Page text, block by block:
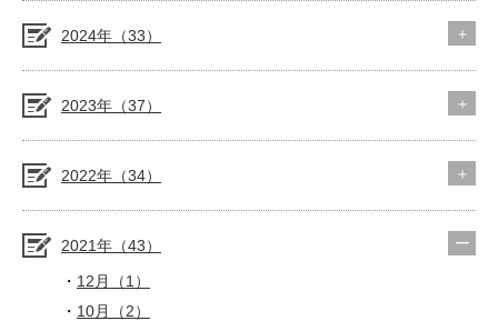
2024年（33）
2023年（37）
2022年（34）
2021年（43）
12月（1）
10月（2）